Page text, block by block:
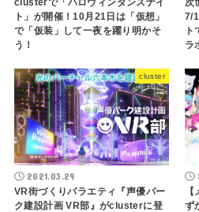
clusterで「ハロウィンダンスナイ
ト」が開催！10月21日は「仮想」
で「仮装」して一夜を躍り明かそ
う！
次
7/
ラ
cluster
2021.03.29
VR街づくりバラエティ『声優パー
ク建設計画 VR部』がclusterに登
ず